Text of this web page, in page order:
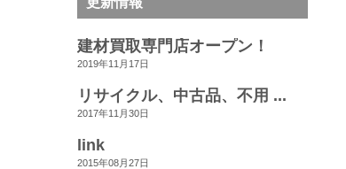
建材買取専門店オープン！
2019年11月17日
リサイクル、中古品、不用 ...
2017年11月30日
link
2015年08月27日